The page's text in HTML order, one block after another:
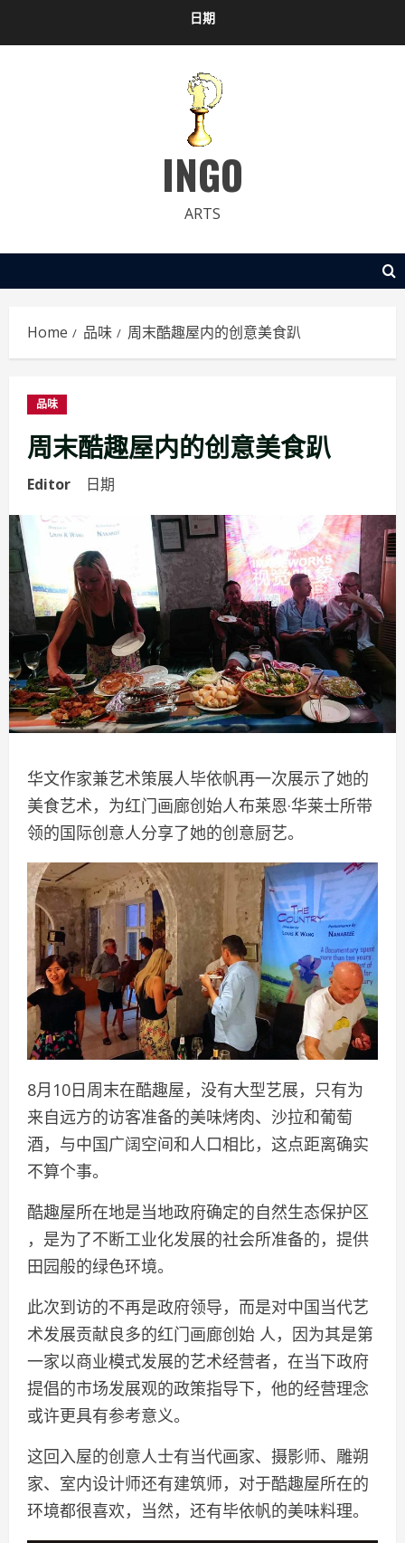
日期
INGO
ARTS
Home 品味 周末酷趣屋内的创意美食趴
品味
周末酷趣屋内的创意美食趴
Editor 日期
华文作家兼艺术策展人毕依帆再一次展示了她的
美食艺术，为红门画廊创始人布莱恩·华莱士所带
领的国际创意人分享了她的创意厨艺。
8月10日周末在酷趣屋，没有大型艺展，只有为
来自远方的访客准备的美味烤肉、沙拉和葡萄
酒，与中国广阔空间和人口相比，这点距离确实
不算个事。
酷趣屋所在地是当地政府确定的自然生态保护区
，是为了不断工业化发展的社会所准备的，提供
田园般的绿色环境。
此次到访的不再是政府领导，而是对中国当代艺
术发展贡献良多的红门画廊创始 人，因为其是第
一家以商业模式发展的艺术经营者，在当下政府
提倡的市场发展观的政策指导下，他的经营理念
或许更具有参考意义。
这回入屋的创意人士有当代画家、摄影师、雕朔
家、室内设计师还有建筑师，对于酷趣屋所在的
环境都很喜欢，当然，还有毕依帆的美味料理。